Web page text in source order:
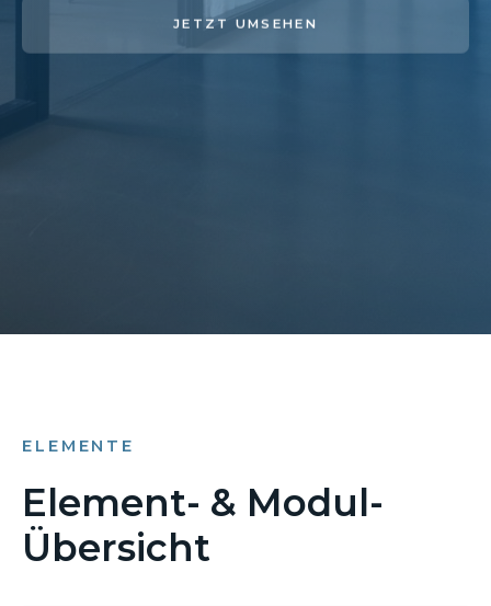
JETZT UMSEHEN
ELEMENTE
Element- & Modul-
Übersicht